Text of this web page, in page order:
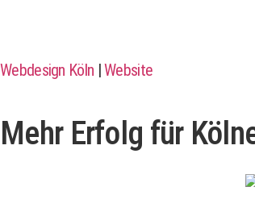
Webdesign Köln |Website
Mehr Erfolg für